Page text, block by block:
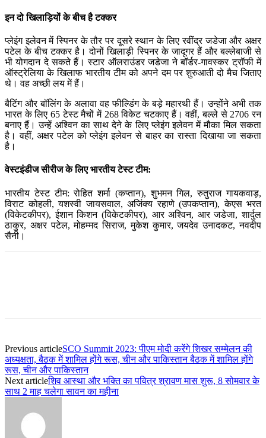
इन दो खिलाड़ियों के बीच है टक्कर
प्लेइंग इलेवन में स्पिनर के तौर पर दूसरे स्थान के लिए रवींद्र जडेजा और अक्षर
पटेल के बीच टक्कर है। दोनों खिलाड़ी स्पिनर के जादूगर हैं और बल्लेबाजी से
भी योगदान दे सकते हैं। स्टार ऑलराउंडर जडेजा ने बॉर्डर-गावस्कर ट्रॉफी में
ऑस्ट्रेलिया के खिलाफ भारतीय टीम को अपने दम पर शुरुआती दो मैच जिताए
थे। वह अच्छी लय में हैं।
बैटिंग और बॉलिंग के अलावा वह फील्डिंग के बड़े महारथी हैं। उन्होंने अभी तक
भारत के लिए 65 टेस्ट मैचों में 268 विकेट चटकाए हैं। वहीं, बल्ले से 2706 रन
बनाए हैं। उन्हें अश्विन का साथ देने के लिए प्लेइंग इलेवन में मौका मिल सकता
है। वहीं, अक्षर पटेल को प्लेइंग इलेवन से बाहर का रास्ता दिखाया जा सकता
है।
वेस्टइंडीज सीरीज के लिए भारतीय टेस्ट टीम:
भारतीय टेस्ट टीम: रोहित शर्मा (कप्तान), शुभमन गिल, रुतुराज गायकवाड़,
विराट कोहली, यशस्वी जायसवाल, अजिंक्य रहाणे (उपकप्तान), केएस भरत
(विकेटकीपर), ईशान किशन (विकेटकीपर), आर अश्विन, आर जडेजा, शार्दुल
ठाकुर, अक्षर पटेल, मोहम्मद सिराज, मुकेश कुमार, जयदेव उनादकट, नवदीप
सैनी।
Previous articleSCO Summit 2023: पीएम मोदी करेंगे शिखर सम्मेलन की
अध्यक्षता, बैठक में शामिल होंगे रूस, चीन और पाकिस्तान बैठक में शामिल होंगे
रूस, चीन और पाकिस्तान
Next articleशिव आस्था और भक्ति का पवित्र श्रावण मास शुरू, 8 सोमवार के
साथ 2 माह चलेगा सावन का महीना